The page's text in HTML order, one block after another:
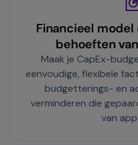
Financieel
behoeften
Maak je CapEx-
eenvoudige, flexibele
budgetterings- en
verminderen die
van